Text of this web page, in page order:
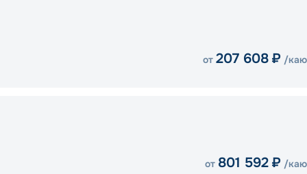
от 207 608 ₽ /
от 801 592 ₽ /